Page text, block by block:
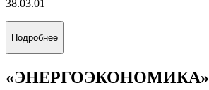
38.03.01
Подробнее
«ЭНЕРГОЭКОНОМИКА»